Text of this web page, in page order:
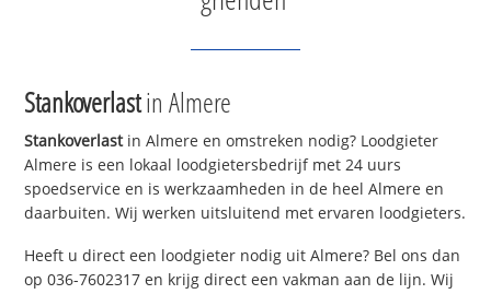
Stankoverlastin Almere
Stankoverlastin Almere en omstreken nodig? Loodgieter
Almere is een lokaal loodgietersbedrijf met 24 uurs
spoedservice en is werkzaamheden in de heel Almere en
daarbuiten. Wij werken uitsluitend met ervaren loodgieters.
Heeft u direct een loodgieter nodig uit Almere? Bel ons dan
op 036-7602317 en krijg direct een vakman aan de lijn. Wij